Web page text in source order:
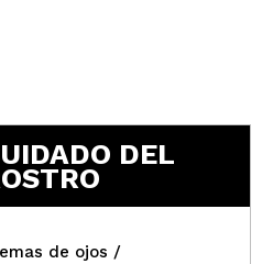
DEL
de ojos /